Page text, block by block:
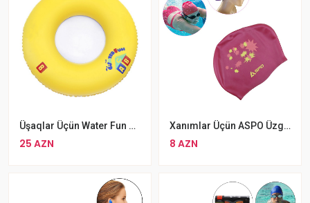
Üşaqlar Üçün Water Fun Şişmə Üzgüçülük Şarı Hava İlə Şişirilən Üzmə Şarı
25 AZN
Xanımlar Üçün ASPO Üzgüçülük Papağı
8 AZN